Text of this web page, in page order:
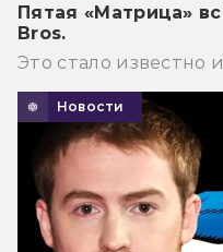
Пятая «Матрица»
Bros.
Это стало известно
Новости